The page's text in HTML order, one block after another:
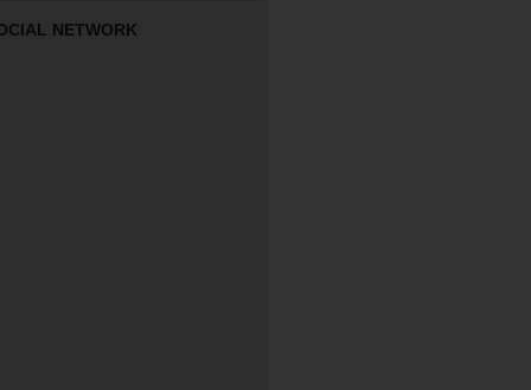
NETWORK